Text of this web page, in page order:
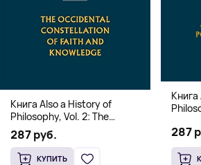
Книга Also a History of
Philosophy, Vol. 2: The
Occidental Constellation of
Faith and Knowledge
(Твердый переплет)
287 руб.
КУПИТЬ
287